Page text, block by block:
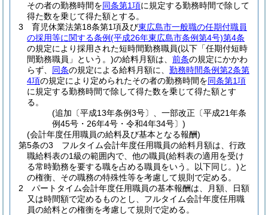
その者の勤務時間を同条第1項に規定する勤務時間で除して
得た数を乗じて得た額とする。
3
育児休業法第18条第1項及び東広島市一般職の任期付職員
の採用等に関する条例(平成26年東広島市条例第4号)第4条
の規定により採用された短時間勤務職員(以下「任期付短時
間勤務職員」という。)の給料月額は、 前条の規定にかかわ
らず、 同条の規定による給料月額に、 勤務時間条例第2条第
4項の規定により定められたその者の勤務時間を同条第1項
に規定する勤務時間で除して得た数を乗じて得た額とす
る。
(追加〔平成13年条例3号〕、一部改正〔平成21年条
例45号・26年4号・令和4年34号〕)
(会計年度任用職員の給料及び基本となる報酬)
第5条の3
フルタイム会計年度任用職員の給料月額は、行政
職給料表の1級の範囲内で、他の職員(給料表の適用を受け
る常時勤務を要する職を占める職員をいう。以下同じ。)と
の権衡、その職務の特殊性等を考慮して規則で定める。
2
パートタイム会計年度任用職員の基本報酬は、月額、日額
又は時間額で定めるものとし、フルタイム会計年度任用職
員の給料との権衡を考慮して規則で定める。